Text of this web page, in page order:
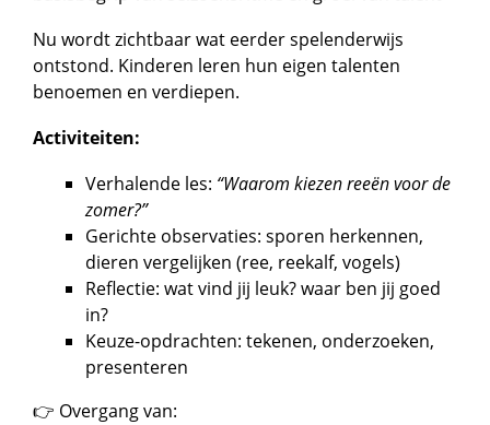
Nu wordt zichtbaar wat eerder spelenderwijs
ontstond. Kinderen leren hun eigen talenten
benoemen en verdiepen.
Activiteiten:
Verhalende les: “Waarom kiezen reeën voor de
zomer?”
Gerichte observaties: sporen herkennen,
dieren vergelijken (ree, reekalf, vogels)
Reflectie: wat vind jij leuk? waar ben jij goed
in?
Keuze-opdrachten: tekenen, onderzoeken,
presenteren
👉 Overgang van: